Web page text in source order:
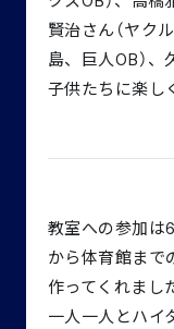
賢治さん（ヤク
島、巨⼈OB）、
子供たちに楽し
教室への参加は
から体育館まで
作ってくれまし
一人一人とハイ